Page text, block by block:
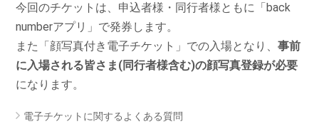
今回のチケットは、申込者様・同行者様ともに「back
numberアプリ」で発券します。
また「顔写真付き電子チケット」での入場となり、事前
に入場される皆さま(同行者様含む)の顔写真登録が必要
になります。
電子チケットに関するよくある質問